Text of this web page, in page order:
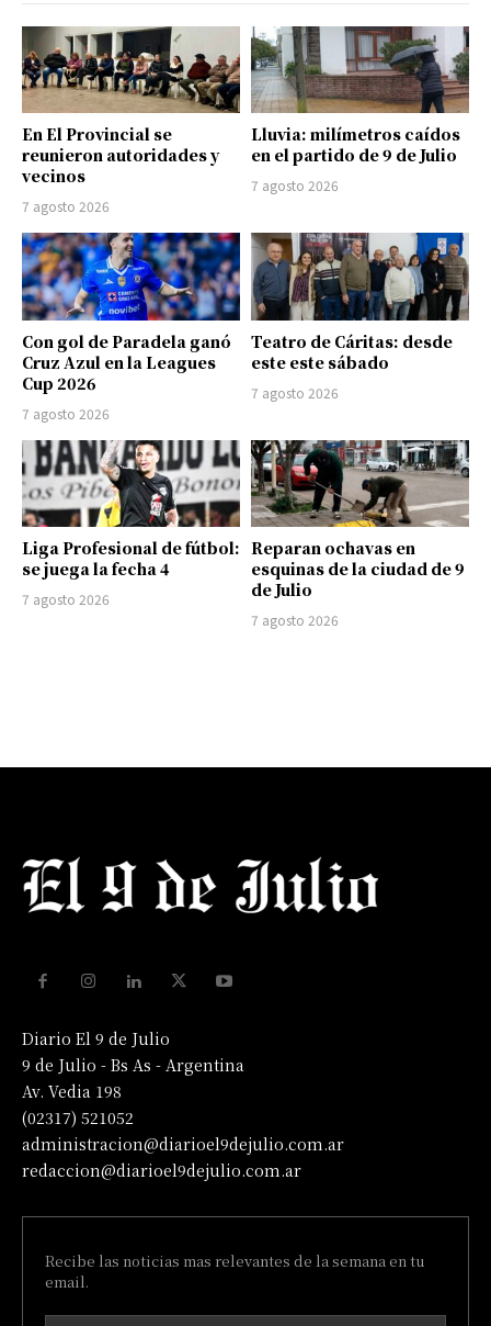
En El Provincial se
reunieron autoridades y
vecinos
7 agosto 2026
Lluvia: milímetros caídos
en el partido de 9 de Julio
7 agosto 2026
Con gol de Paradela ganó
Cruz Azul en la Leagues
Cup 2026
7 agosto 2026
Teatro de Cáritas: desde
este este sábado
7 agosto 2026
Liga Profesional de fútbol:
se juega la fecha 4
7 agosto 2026
Reparan ochavas en
esquinas de la ciudad de 9
de Julio
7 agosto 2026
Diario El 9 de Julio
9 de Julio - Bs As - Argentina
Av. Vedia 198
(02317) 521052
administracion@diarioel9dejulio.com.ar
redaccion@diarioel9dejulio.com.ar
Recibe las noticias mas relevantes de la semana en tu
email.